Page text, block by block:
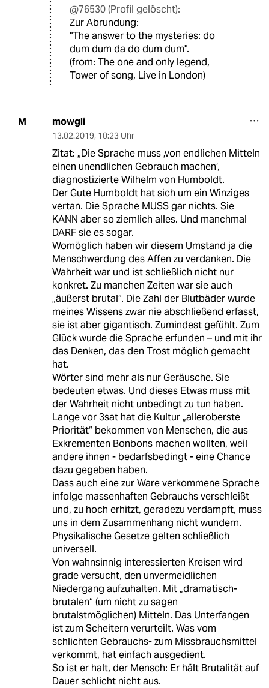
@76530 (Profil gelöscht):
Zur Abrundung:
"The answer to the mysteries: do
dum dum da do dum dum".
(from: The one and only legend,
Tower of song, Live in London)
M mowgli
13.02.2019, 10:23 Uhr
Zitat: „Die Sprache muss ‚von endlichen Mitteln
einen unendlichen Gebrauch machen‘,
diagnostizierte Wilhelm von Humboldt.
Der Gute Humboldt hat sich um ein Winziges
vertan. Die Sprache MUSS gar nichts. Sie
KANN aber so ziemlich alles. Und manchmal
DARF sie es sogar.
Womöglich haben wir diesem Umstand ja die
Menschwerdung des Affen zu verdanken. Die
Wahrheit war und ist schließlich nicht nur
konkret. Zu manchen Zeiten war sie auch
„äußerst brutal“. Die Zahl der Blutbäder wurde
meines Wissens zwar nie abschließend erfasst,
sie ist aber gigantisch. Zumindest gefühlt. Zum
Glück wurde die Sprache erfunden – und mit ihr
das Denken, das den Trost möglich gemacht
hat.
Wörter sind mehr als nur Geräusche. Sie
bedeuten etwas. Und dieses Etwas muss mit
der Wahrheit nicht unbedingt zu tun haben.
Lange vor 3sat hat die Kultur „alleroberste
Priorität“ bekommen von Menschen, die aus
Exkrementen Bonbons machen wollten, weil
andere ihnen - bedarfsbedingt - eine Chance
dazu gegeben haben.
Dass auch eine zur Ware verkommene Sprache
infolge massenhaften Gebrauchs verschleißt
und, zu hoch erhitzt, geradezu verdampft, muss
uns in dem Zusammenhang nicht wundern.
Physikalische Gesetze gelten schließlich
universell.
Von wahnsinnig interessierten Kreisen wird
grade versucht, den unvermeidlichen
Niedergang aufzuhalten. Mit „dramatisch-
brutalen“ (um nicht zu sagen
brutalstmöglichen) Mitteln. Das Unterfangen
ist zum Scheitern verurteilt. Was vom
schlichten Gebrauchs- zum Missbrauchsmittel
verkommt, hat einfach ausgedient.
So ist er halt, der Mensch: Er hält Brutalität auf
Dauer schlicht nicht aus.